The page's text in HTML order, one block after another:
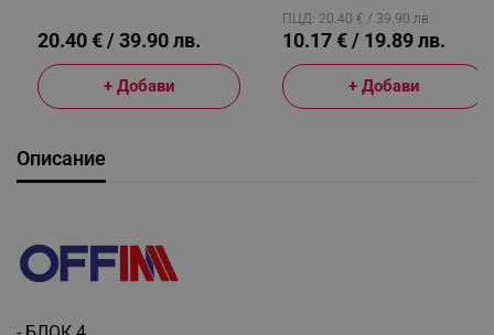
20.40 € / 39.90 лв.
+ Добави
ПЦД: 20.40 € / 39.90 лв.
10.17 € / 19.89 лв.
+ Добави
Описание